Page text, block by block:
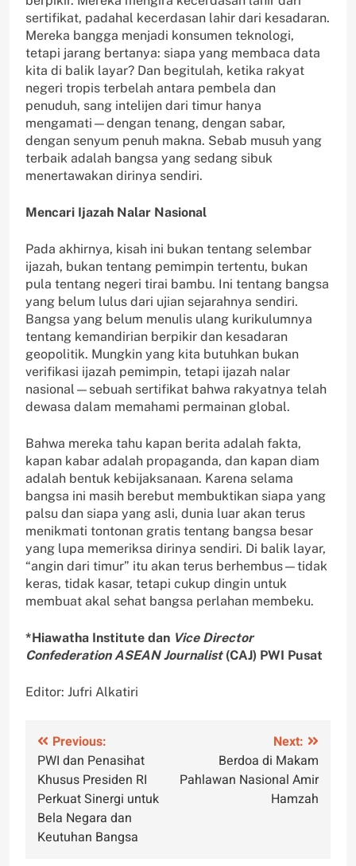
sertifikat, padahal kecerdasan lahir dari kesadaran.
Mereka bangga menjadi konsumen teknologi,
tetapi jarang bertanya: siapa yang membaca data
kita di balik layar? Dan begitulah, ketika rakyat
negeri tropis terbelah antara pembela dan
penuduh, sang intelijen dari timur hanya
mengamati—dengan tenang, dengan sabar,
dengan senyum penuh makna. Sebab musuh yang
terbaik adalah bangsa yang sedang sibuk
menertawakan dirinya sendiri.
Mencari Ijazah Nalar Nasional
Pada akhirnya, kisah ini bukan tentang selembar
ijazah, bukan tentang pemimpin tertentu, bukan
pula tentang negeri tirai bambu. Ini tentang bangsa
yang belum lulus dari ujian sejarahnya sendiri.
Bangsa yang belum menulis ulang kurikulumnya
tentang kemandirian berpikir dan kesadaran
geopolitik. Mungkin yang kita butuhkan bukan
verifikasi ijazah pemimpin, tetapi ijazah nalar
nasional—sebuah sertifikat bahwa rakyatnya telah
dewasa dalam memahami permainan global.
Bahwa mereka tahu kapan berita adalah fakta,
kapan kabar adalah propaganda, dan kapan diam
adalah bentuk kebijaksanaan. Karena selama
bangsa ini masih berebut membuktikan siapa yang
palsu dan siapa yang asli, dunia luar akan terus
menikmati tontonan gratis tentang bangsa besar
yang lupa memeriksa dirinya sendiri. Di balik layar,
“angin dari timur” itu akan terus berhembus—tidak
keras, tidak kasar, tetapi cukup dingin untuk
membuat akal sehat bangsa perlahan membeku.
*Hiawatha Institute dan Vice Director
Confederation ASEAN Journalist(CAJ) PWI Pusat
Editor: Jufri Alkatiri
Navigasi
pos
Previous:
PWI dan Penasihat
Khusus Presiden RI
Perkuat Sinergi untuk
Bela Negara dan
Keutuhan Bangsa
Next:
Berdoa di Makam
Pahlawan Nasional Amir
Hamzah